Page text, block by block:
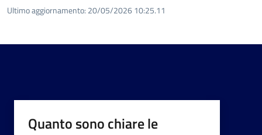
Ultimo aggiornamento: 20/05/2026 10:25.11
Quanto sono chiare le